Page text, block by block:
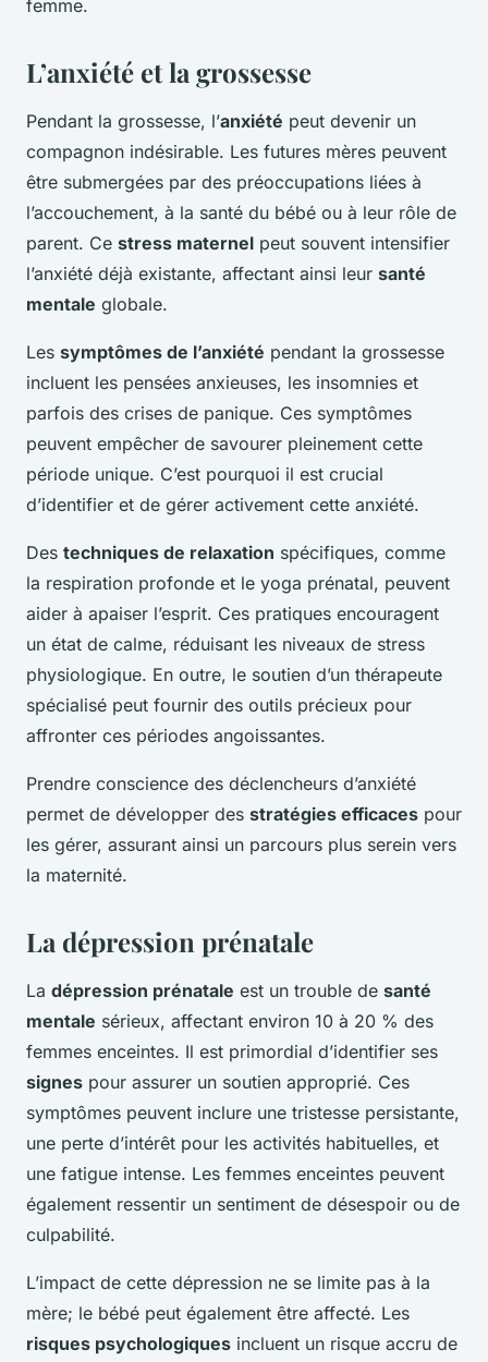
femme.
L’anxiété et la grossesse
Pendant la grossesse, l’anxiété peut devenir un
compagnon indésirable. Les futures mères peuvent
être submergées par des préoccupations liées à
l’accouchement, à la santé du bébé ou à leur rôle de
parent. Ce stress maternel peut souvent intensifier
l’anxiété déjà existante, affectant ainsi leur santé
mentale globale.
Les symptômes de l’anxiété pendant la grossesse
incluent les pensées anxieuses, les insomnies et
parfois des crises de panique. Ces symptômes
peuvent empêcher de savourer pleinement cette
période unique. C’est pourquoi il est crucial
d’identifier et de gérer activement cette anxiété.
Des techniques de relaxation spécifiques, comme
la respiration profonde et le yoga prénatal, peuvent
aider à apaiser l’esprit. Ces pratiques encouragent
un état de calme, réduisant les niveaux de stress
physiologique. En outre, le soutien d’un thérapeute
spécialisé peut fournir des outils précieux pour
affronter ces périodes angoissantes.
Prendre conscience des déclencheurs d’anxiété
permet de développer des stratégies efficaces pour
les gérer, assurant ainsi un parcours plus serein vers
la maternité.
La dépression prénatale
La dépression prénatale est un trouble de santé
mentale sérieux, affectant environ 10 à 20 % des
femmes enceintes. Il est primordial d’identifier ses
signes pour assurer un soutien approprié. Ces
symptômes peuvent inclure une tristesse persistante,
une perte d’intérêt pour les activités habituelles, et
une fatigue intense. Les femmes enceintes peuvent
également ressentir un sentiment de désespoir ou de
culpabilité.
L’impact de cette dépression ne se limite pas à la
mère; le bébé peut également être affecté. Les
risques psychologiques incluent un risque accru de